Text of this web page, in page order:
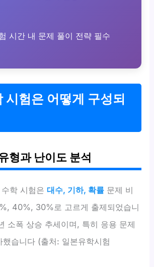
시간 내 문제 풀이 전략 필수
시험은 어떻게 구성되
형과 난이도 분석
수학 시험은대수, 기하, 확률 문제 비
40%, 30%로 고르게 출제되었습니
소폭 상승 추세이며, 특히 응용 문제
했습니다 (출처: 일본유학시험